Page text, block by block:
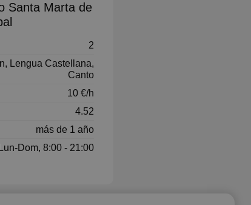
Santa Marta de
2
Lengua Castellana,
Canto
10 €/h
4.52
más de 1 año
Lun-Dom, 8:00 - 21:00